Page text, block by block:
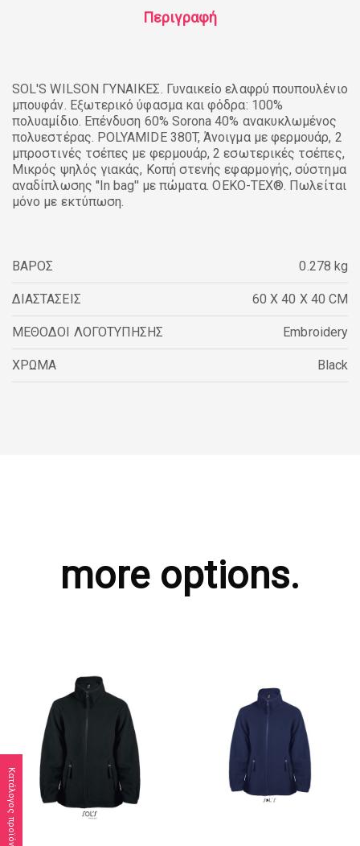
Κατάλογος προϊόντων
Περιγραφή
SOL'S WILSON ΓΥΝΑΙΚΕΣ. Γυναικείο ελαφρύ πουπουλένιο
μπουφάν. Εξωτερικό ύφασμα και φόδρα: 100%
πολυαμίδιο. Επένδυση 60% Sorona 40% ανακυκλωμένος
πολυεστέρας. POLYAMIDE 380T, Άνοιγμα με φερμουάρ, 2
μπροστινές τσέπες με φερμουάρ, 2 εσωτερικές τσέπες,
Μικρός ψηλός γιακάς, Κοπή στενής εφαρμογής, σύστημα
αναδίπλωσης ''In bag'' με πώματα. OEKO-TEX®. Πωλείται
μόνο με εκτύπωση.
ΒΑΡΟΣ 0.278 kg
ΔΙΑΣΤΑΣΕΙΣ 60 X 40 X 40 CM
ΜΕΘΟΔΟΙ ΛΟΓΟΤΥΠΗΣΗΣ Embroidery
ΧΡΩΜΑ Black
more options.